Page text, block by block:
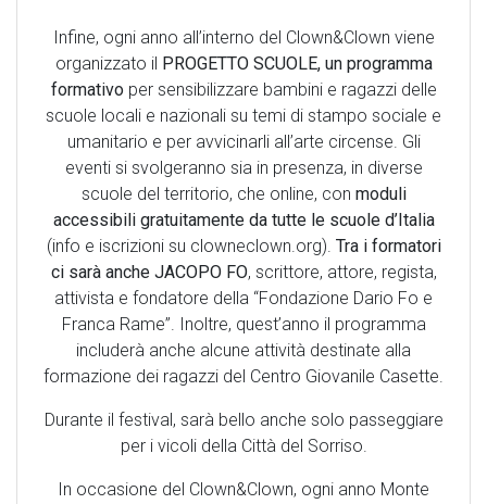
Infine, ogni anno all’interno del Clown&Clown viene
organizzato il PROGETTO SCUOLE, un programma
formativo per sensibilizzare bambini e ragazzi delle
scuole locali e nazionali su temi di stampo sociale e
umanitario e per avvicinarli all’arte circense. Gli
eventi si svolgeranno sia in presenza, in diverse
scuole del territorio, che online, con moduli
accessibili gratuitamente da tutte le scuole d’Italia
(info e iscrizioni su clowneclown.org). Tra i formatori
ci sarà anche JACOPO FO, scrittore, attore, regista,
attivista e fondatore della “Fondazione Dario Fo e
Franca Rame”. Inoltre, quest’anno il programma
includerà anche alcune attività destinate alla
formazione dei ragazzi del Centro Giovanile Casette.
Durante il festival, sarà bello anche solo passeggiare
per i vicoli della Città del Sorriso.
In occasione del Clown&Clown, ogni anno Monte